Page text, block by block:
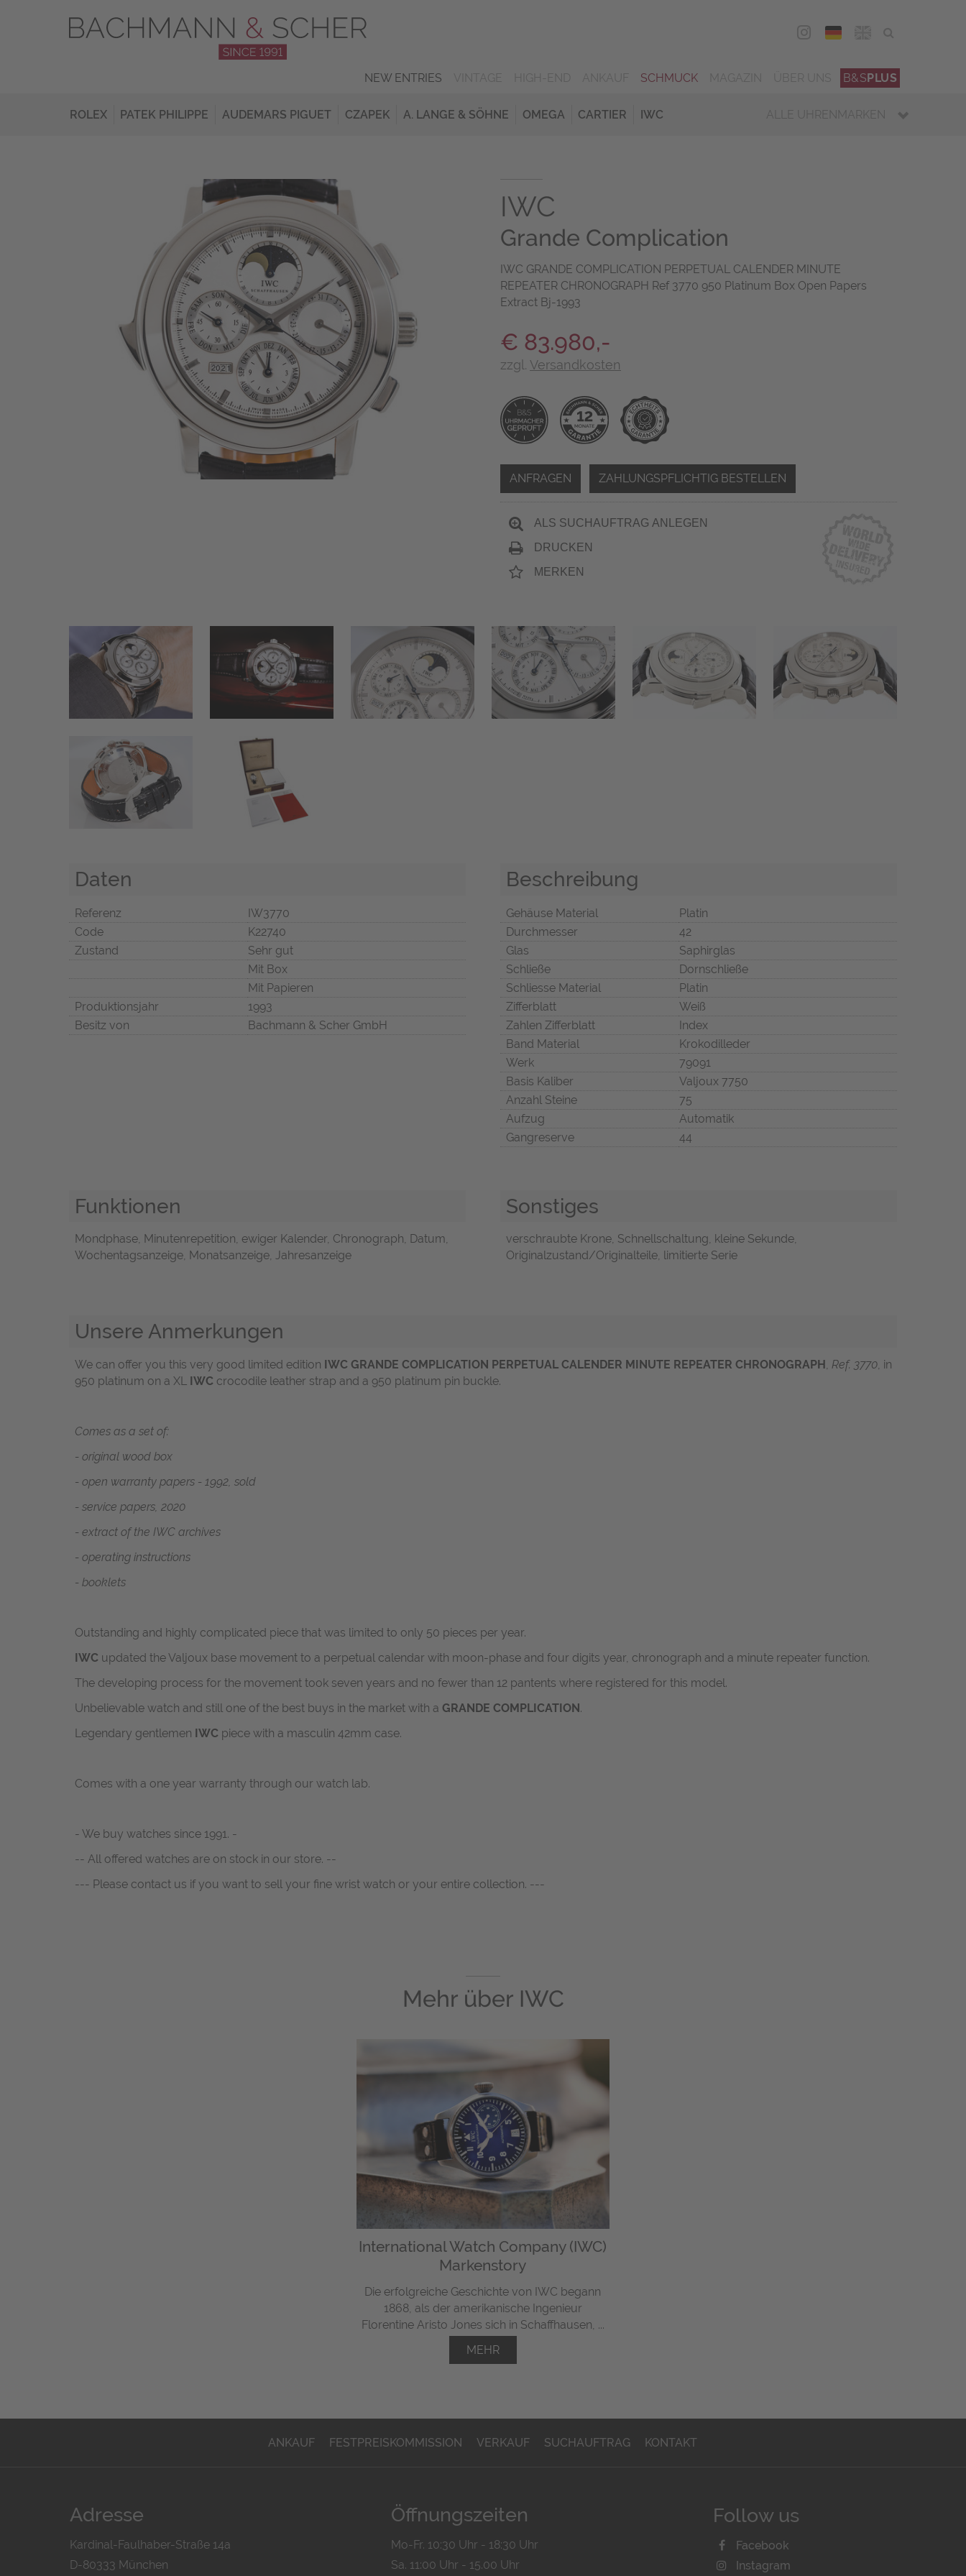
DEU
NEW ENTRIES SCHMUCK B&SPLUS
ROLEX PATEK PHILIPPE AUDEMARS PIGUET CZAPEK A. LANGE & SÖHNE OMEGA CARTIER IWC ALLE UHRENMARKEN
IWC
Grande Complication
IWC GRANDE COMPLICATION PERPETUAL CALENDER MINUTE
REPEATER CHRONOGRAPH Ref 3770 950 Platinum Box Open Papers
Extract Bj-1993
€ 83.980,-
zzgl. Versandkosten
ANFRAGEN ZAHLUNGSPFLICHTIG BESTELLEN
ALS SUCHAUFTRAG ANLEGEN
DRUCKEN
MERKEN
Daten
Referenz
IW3770
Code
K22740
Zustand
Sehr gut
Mit Box
Mit Papieren
Produktionsjahr
1993
Besitz von
Bachmann & Scher GmbH
Beschreibung
Gehäuse Material
Platin
Durchmesser
42
Glas
Saphirglas
Schließe
Dornschließe
Schliesse Material
Platin
Zifferblatt
Weiß
Zahlen Zifferblatt
Index
Band Material
Krokodilleder
Werk
79091
Basis Kaliber
Valjoux 7750
Anzahl Steine
75
Aufzug
Automatik
Gangreserve
44
Funktionen
Mondphase, Minutenrepetition, ewiger Kalender, Chronograph, Datum,
Wochentagsanzeige, Monatsanzeige, Jahresanzeige
Sonstiges
verschraubte Krone, Schnellschaltung, kleine Sekunde,
Originalzustand/Originalteile, limitierte Serie
Unsere Anmerkungen
We can offer you this very good limited edition IWC GRANDE COMPLICATION PERPETUAL CALENDER MINUTE REPEATER CHRONOGRAPH, Ref. 3770, in
950 platinum on a XL IWC crocodile leather strap and a 950 platinum pin buckle.
Comes as a set of:
- original wood box
- open warranty papers - 1992, sold
- service papers, 2020
- extract of the IWC archives
- operating instructions
- booklets
Outstanding and highly complicated piece that was limited to only 50 pieces per year.
IWC updated the Valjoux base movement to a perpetual calendar with moon-phase and four digits year, chronograph and a minute repeater function.
The developing process for the movement took seven years and no fewer than 12 pantents where registered for this model.
Unbelievable watch and still one of the best buys in the market with a GRANDE COMPLICATION.
Legendary gentlemen IWC piece with a masculin 42mm case.
Comes with a one year warranty through our watch lab.
- We buy watches since 1991. -
-- All offered watches are on stock in our store. --
--- Please contact us if you want to sell your fine wrist watch or your entire collection. ---
Mehr über IWC
International Watch Company (IWC)
Markenstory
Die erfolgreiche Geschichte von IWC begann
1868, als der amerikanische Ingenieur
Florentine Aristo Jones sich in Schaffhausen, ...
MEHR
ANKAUF FESTPREISKOMMISSION VERKAUF SUCHAUFTRAG KONTAKT
Adresse
Kardinal-Faulhaber-Straße 14a
D-80333 München
Öffnungszeiten
Mo-Fr. 10:30 Uhr - 18:30 Uhr
Sa. 11:00 Uhr - 15.00 Uhr
Follow us
Facebook
Instagram